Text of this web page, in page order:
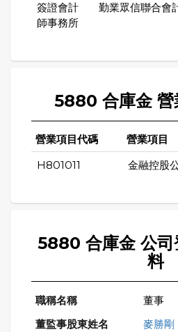
簽證會計
師事務所
勤業眾信聯合會
5880 合庫金 營
營業項目代碼 營業項目
H801011 金融控股
5880 合庫金 公司
料
董事
麥勝剛